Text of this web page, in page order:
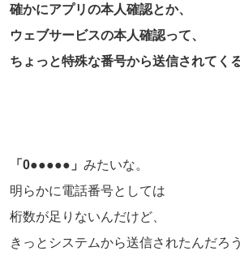
確かにアプリの本人確認とか、
ウェブサービスの本人確認って、
ちょっと特殊な番号から送信されてく
「0●●●●●」 みたいな。
明らかに電話番号としては
桁数が足りないんだけど、
きっとシステムから送信されたんだろ